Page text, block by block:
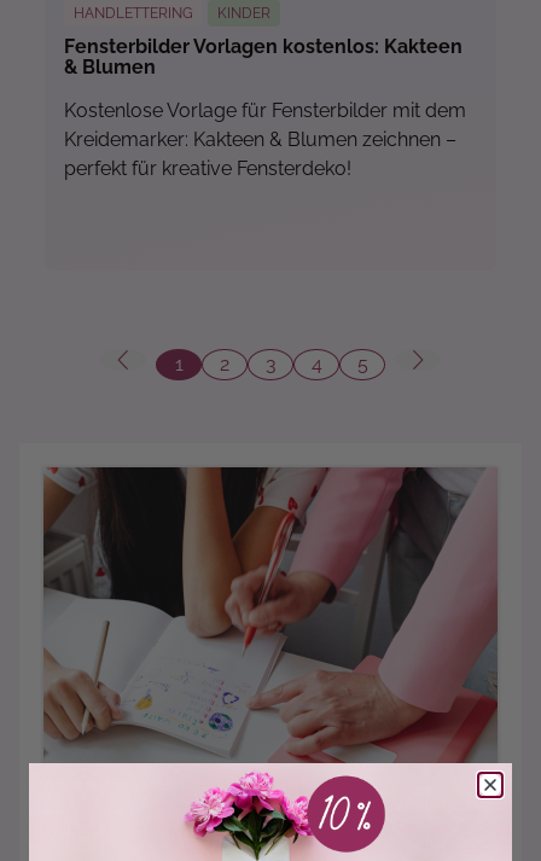
HANDLETTERING
KINDER
Fensterbilder Vorlagen kostenlos: Kakteen
& Blumen
Kostenlose Vorlage für Fensterbilder mit dem
Kreidemarker: Kakteen & Blumen zeichnen –
perfekt für kreative Fensterdeko!
Mehr...
Seite
1
Seite
2
Seite
3
Seite
4
Seite
5
Anleitungen